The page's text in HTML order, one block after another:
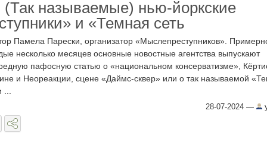
(Так называемые) нью-йоркские
и «Темная сеть
Памела Парески, организатор «Мыслепреступников».
несколько месяцев основные новостные агентства выпускают
пафосную статью о «национальном консерватизме»,
и Неореакции, сцене «Даймс-сквер» или о так называемой
...
28-07-2024 —